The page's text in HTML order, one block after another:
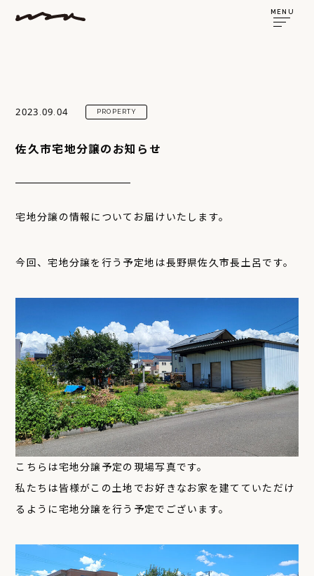
MENU
2023.09.04 PROPERTY
佐久市宅地分譲のお知らせ
宅地分譲の情報についてお届けいたします。
今回、宅地分譲を行う予定地は長野県佐久市長土呂です。
こちらは宅地分譲予定の現場写真です。
私たちは皆様がこの土地でお好きなお家を建てていただけ
るように宅地分譲を行う予定でございます。